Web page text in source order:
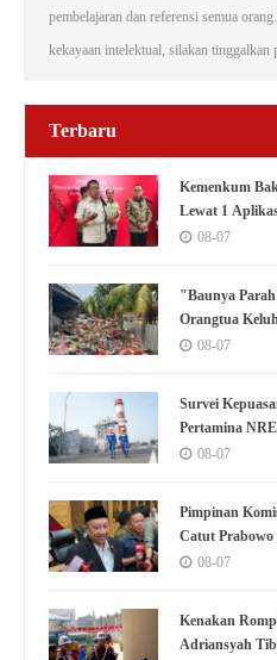
pembelajaran dan referensi semua
kekayaan intelektual, silakan tinggalkan
Terbaru
Kemenkum
Lewat 1
08-07
"Baunya
Orangtua
Kedaung Kali
08-07
Survei
Pertamina
Transisi Energi
08-07
Pimpinan
Catut
08-07
Kenakan
Adriansyah